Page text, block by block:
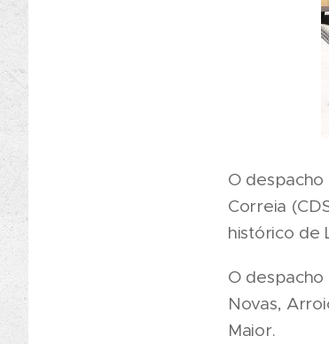
O
Correia
histórico de
O
Novas,
Maior.